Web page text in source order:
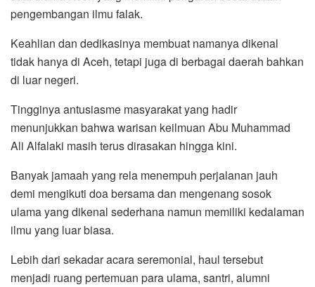
pengembangan ilmu falak.
Keahlian dan dedikasinya membuat namanya dikenal
tidak hanya di Aceh, tetapi juga di berbagai daerah bahkan
di luar negeri.
Tingginya antusiasme masyarakat yang hadir
menunjukkan bahwa warisan keilmuan Abu Muhammad
Ali Alfalaki masih terus dirasakan hingga kini.
Banyak jamaah yang rela menempuh perjalanan jauh
demi mengikuti doa bersama dan mengenang sosok
ulama yang dikenal sederhana namun memiliki kedalaman
ilmu yang luar biasa.
Lebih dari sekadar acara seremonial, haul tersebut
menjadi ruang pertemuan para ulama, santri, alumni